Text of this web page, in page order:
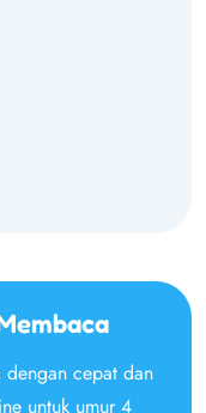
cepat dan
untuk umur 4